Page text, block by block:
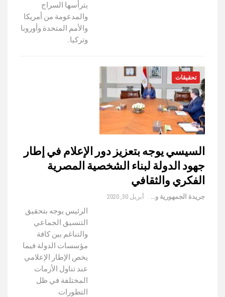
يترأسها السراج
والمدعومة من أمريكا
والأمم المتحدة وأوروبا
وتركيا..
تحقيقات
السيسي يوجه بتعزيز دور الإعلام في إطار
جهود الدولة لبناء الشخصية المصرية
الفكري والثقافي
جريدة الجمهورية والعالم أبريل 30, 2020
الرئيس يوجه بتحقيق
التنسيق الجماعي
والتناغم بين كافة
مؤسسات الدولة فيما
يخص الإطار الإعلامي
عند تناول الأزمات
المختلفة في ظل
التطورات